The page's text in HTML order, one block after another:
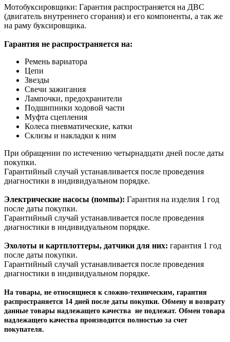
Мотобуксировщики: Гарантия распространяется на ДВС
(двигатель внутреннего сгорания) и его компоненты, а так же
на раму буксировщика.
Гарантия не распространяется на:
Ремень вариатора
Цепи
Звезды
Свечи зажигания
Лампочки, предохранители
Подшипники ходовой части
Муфта сцепления
Колеса пневматические, катки
Склизы и накладки к ним
При обращении по истечению четырнадцати дней после даты
покупки.
Гарантийный случай устанавливается после проведения
диагностики в индивидуальном порядке.
Электрические насосы (помпы): Гарантия на изделия 1 год
после даты покупки.
Гарантийный случай устанавливается после проведения
диагностики в индивидуальном порядке.
Эхолоты и картплоттеры, датчики для них: гарантия 1 год
после даты покупки.
Гарантийный случай устанавливается после проведения
диагностики в индивидуальном порядке.
На товары, не относящиеся к сложно-техническим, гарантия
распространяется 14 дней после даты покупки. Обмену и возврату
данные товары надлежащего качества не подлежат. Обмен товара
надлежащего качества производится полностью за счет
покупателя.